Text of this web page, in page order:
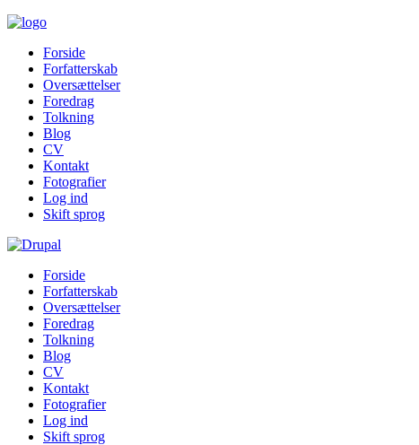
Forside
Forfatterskab
Oversættelser
Foredrag
Tolkning
Blog
CV
Kontakt
Fotografier
Log ind
Skift sprog
Forside
Forfatterskab
Oversættelser
Foredrag
Tolkning
Blog
CV
Kontakt
Fotografier
Log ind
Skift sprog